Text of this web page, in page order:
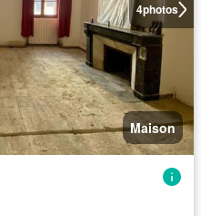
4photos
Maison